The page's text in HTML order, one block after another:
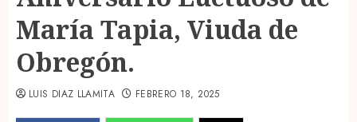
María Tapia, Viuda de
Obregón.
LUIS DIAZ LLAMITA FEBRERO 18, 2025